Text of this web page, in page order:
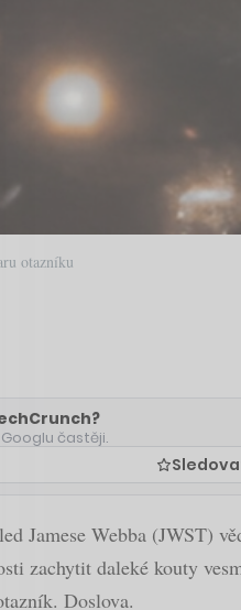
otazníku
častěji.
Jamese Webba (JWST)
zachytit daleké kouty
Doslova.